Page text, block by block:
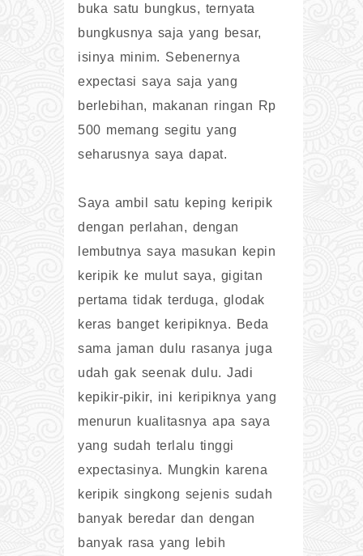
buka satu bungkus, ternyata
bungkusnya saja yang besar,
isinya minim. Sebenernya
expectasi saya saja yang
berlebihan, makanan ringan Rp
500 memang segitu yang
seharusnya saya dapat.
Saya ambil satu keping keripik
dengan perlahan, dengan
lembutnya saya masukan kepin
keripik ke mulut saya, gigitan
pertama tidak terduga, glodak
keras banget keripiknya. Beda
sama jaman dulu rasanya juga
udah gak seenak dulu. Jadi
kepikir-pikir, ini keripiknya yang
menurun kualitasnya apa saya
yang sudah terlalu tinggi
expectasinya. Mungkin karena
keripik singkong sejenis sudah
banyak beredar dan dengan
banyak rasa yang lebih